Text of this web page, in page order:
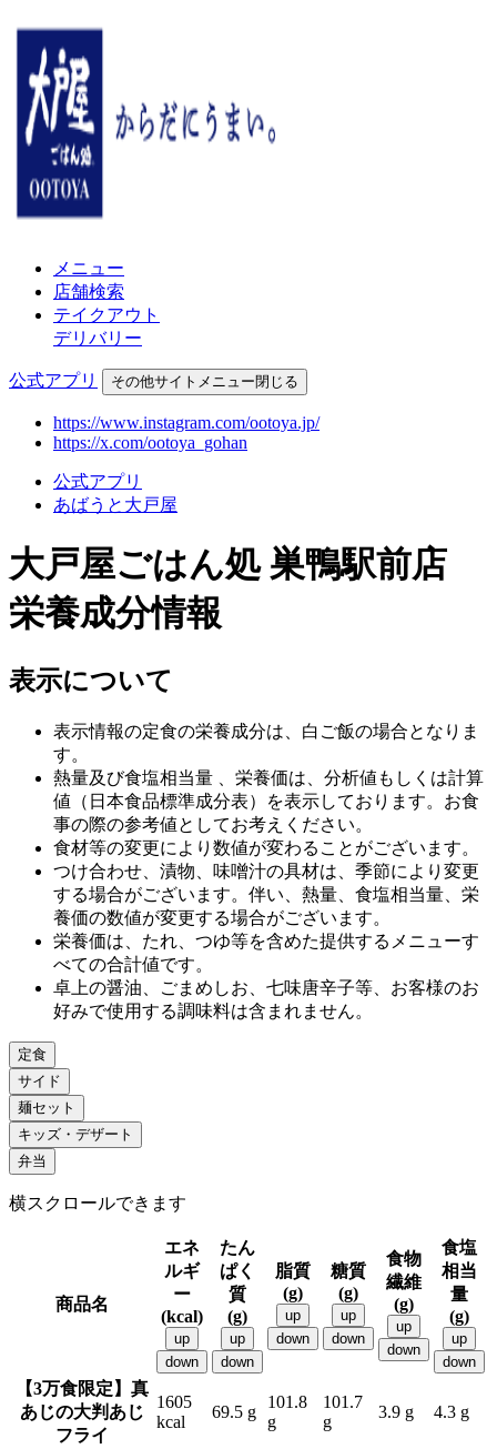
メニュー
店舗検索
テイクアウト
デリバリー
公式アプリ その他サイトメニュー閉じる
https://www.instagram.com/ootoya.jp/
https://x.com/ootoya_gohan
公式アプリ
あばうと大戸屋
大戸屋ごはん処 巣鴨駅前店
栄養成分情報
表示について
表示情報の定食の栄養成分は、白ご飯の場合となりま
す。
熱量及び食塩相当量 、栄養価は、分析値もしくは計算
値（日本食品標準成分表）を表示しております。お食
事の際の参考値としてお考えください。
食材等の変更により数値が変わることがございます。
つけ合わせ、漬物、味噌汁の具材は、季節により変更
する場合がございます。伴い、熱量、食塩相当量、栄
養価の数値が変更する場合がございます。
栄養価は、たれ、つゆ等を含めた提供するメニューす
べての合計値です。
卓上の醤油、ごまめしお、七味唐辛子等、お客様のお
好みで使用する調味料は含まれません。
定食
サイド
麺セット
キッズ・デザート
弁当
横スクロールできます
商品名
エネ
ルギ
ー
(kcal)
up
down
たん
ぱく
質
(g)
up
down
脂質
(g)
up
down
糖質
(g)
up
down
食物
繊維
(g)
up
down
食塩
相当
量
(g)
up
down
【3万食限定】真
あじの大判あじ
フライ
1605
kcal
69.5 g
101.8
g
101.7
g
3.9 g 4.3 g